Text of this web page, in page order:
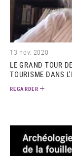
13 nov. 2020
LE GRAND TOUR
TOURISME DANS
REGARDER